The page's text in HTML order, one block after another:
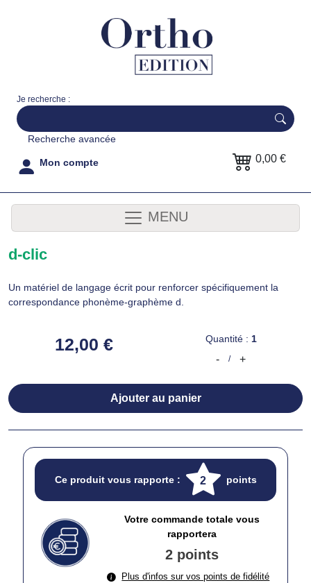
Je recherche :
Recherche avancée
Mon compte 0,00 €
MENU
d-clic
Un matériel de langage écrit pour renforcer spécifiquement la
correspondance phonème-graphème d.
12,00 € Quantité : 1
- / +
Ajouter au panier
Ce produit vous rapporte : 2 points
Votre commande totale vous
rapportera
2 points
Plus d'infos sur vos points de fidélité